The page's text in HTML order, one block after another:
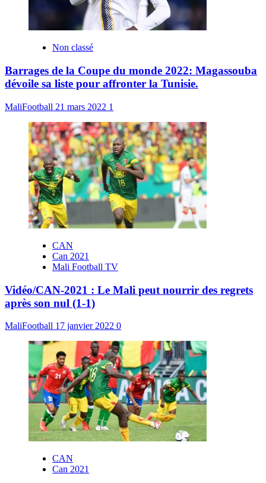
Non classé
Barrages de la Coupe du monde 2022: Magassouba
dévoile sa liste pour affronter la Tunisie.
MaliFootball 21 mars 2022 1
CAN
Can 2021
Mali Football TV
Vidéo/CAN-2021 : Le Mali peut nourrir des regrets
après son nul (1-1)
MaliFootball 17 janvier 2022 0
CAN
Can 2021